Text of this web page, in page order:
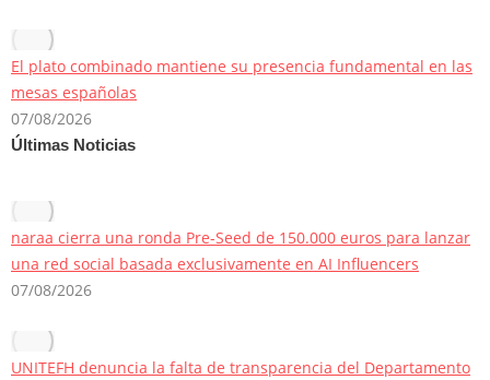
El plato combinado mantiene su presencia fundamental en las
mesas españolas
07/08/2026
Últimas Noticias
naraa cierra una ronda Pre-Seed de 150.000 euros para lanzar
una red social basada exclusivamente en AI Influencers
07/08/2026
UNITEFH denuncia la falta de transparencia del Departamento